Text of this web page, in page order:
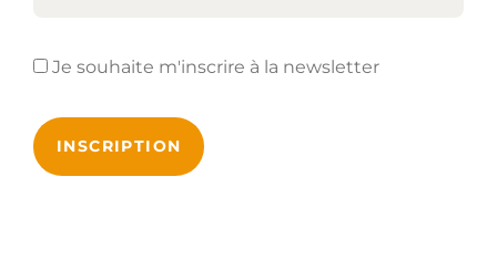
Je souhaite m'inscrire à la newsletter
INSCRIPTION